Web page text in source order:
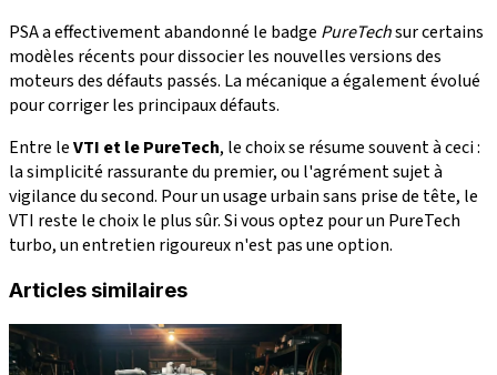
PSA a effectivement abandonné le badge PureTechsur certains
modèles récents pour dissocier les nouvelles versions des
moteurs des défauts passés. La mécanique a également évolué
pour corriger les principaux défauts.
Entre leVTI et le PureTech, le choix se résume souvent à ceci :
la simplicité rassurante du premier, ou l'agrément sujet à
vigilance du second. Pour un usage urbain sans prise de tête, le
VTI reste le choix le plus sûr. Si vous optez pour un PureTech
turbo, un entretien rigoureux n'est pas une option.
Articles similaires